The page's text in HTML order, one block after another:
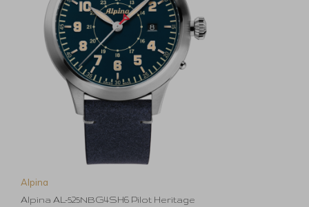
Alpina
Alpina AL-525NBG4SH6 Pilot Heritage